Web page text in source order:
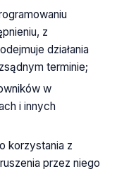
z
działania
terminie;
w
i innych
korzystania z
przez niego